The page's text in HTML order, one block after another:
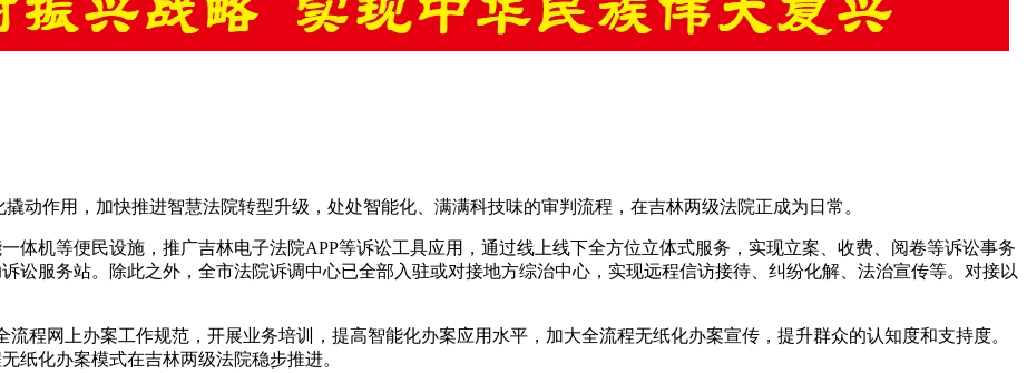
动作用，加快推进智慧法院转型升级，处处智能化、满满科技味的审判流程，在吉林两级法院正成为日常。
体机等便民设施，推广吉林电子法院APP等诉讼工具应用，通过线上线下全方位立体式服务，实现立案、收费、阅卷等诉讼事务
讼服务站。除此之外，全市法院诉调中心已全部入驻或对接地方综治中心，实现远程信访接待、纠纷化解、法治宣传等。对接以
程网上办案工作规范，开展业务培训，提高智能化办案应用水平，加大全流程无纸化办案宣传，提升群众的认知度和支持度。
纸化办案模式在吉林两级法院稳步推进。